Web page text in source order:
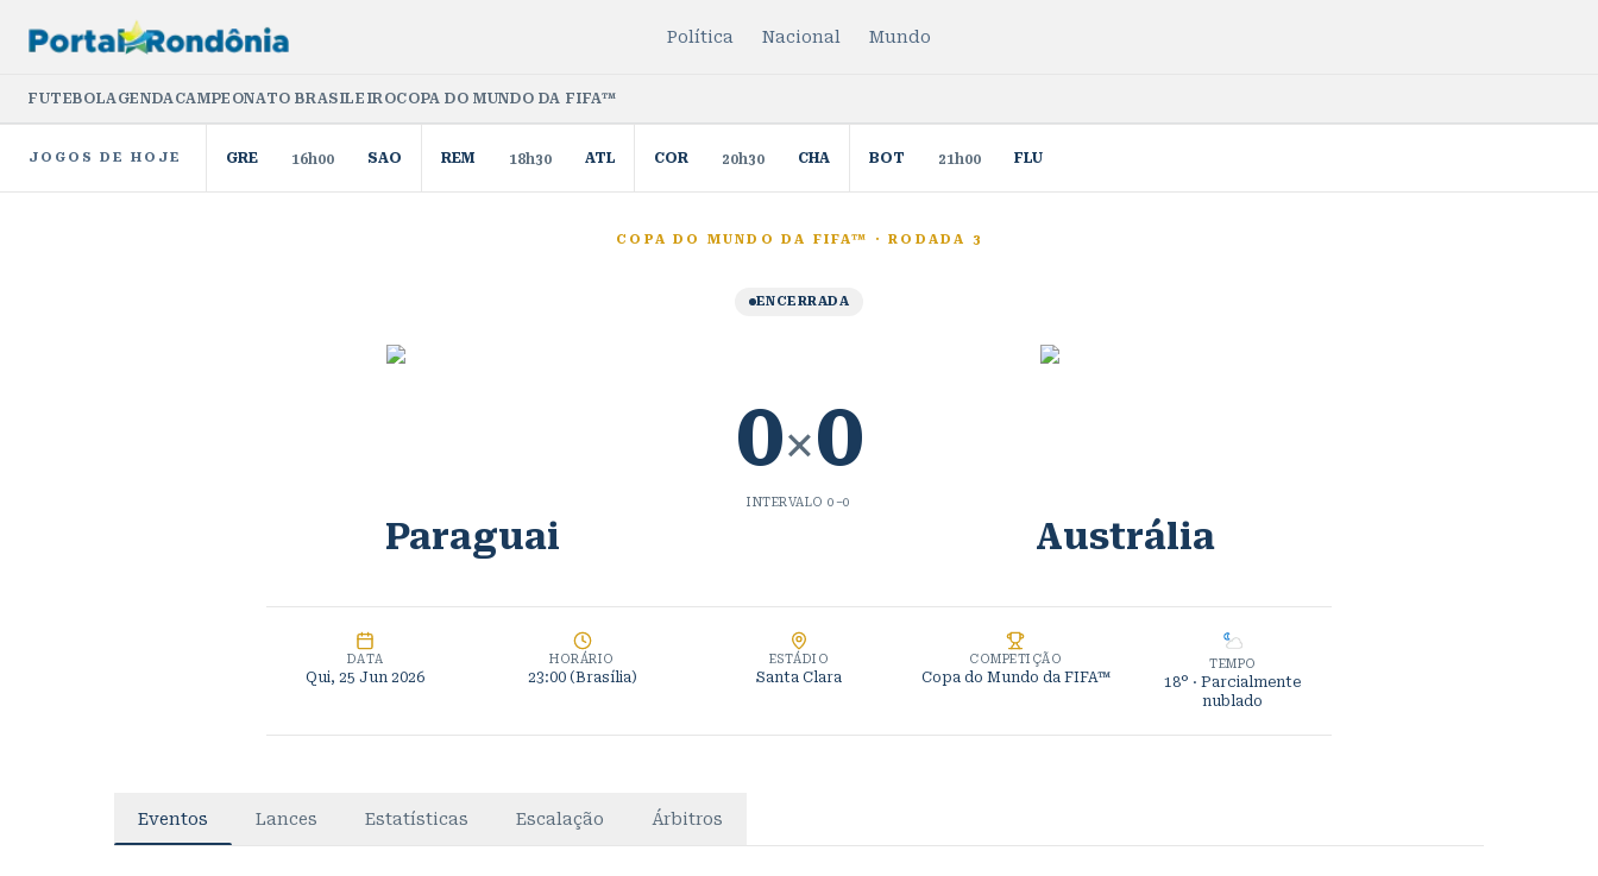
Política Nacional Mundo
FUTEBOLAGENDACAMPEONATO BRASILEIROCOPA DO MUNDO DA FIFA™
JOGOS DE HOJE GRE 16h00 SAO REM 18h30 ATL COR 20h30 CHA BOT 21h00 FLU
COPA DO MUNDO DA FIFA™ ·RODADA 3
ENCERRADA
Paraguai
0×0
INTERVALO0 –0
Austrália
DATA
Qui, 25 Jun 2026
HORÁRIO
23:00(Brasília)
ESTÁDIO
Santa Clara
COMPETIÇÃO
Copa do Mundo da FIFA™
TEMPO
18° · Parcialmente
nublado
Eventos Lances Estatísticas Escalação Árbitros